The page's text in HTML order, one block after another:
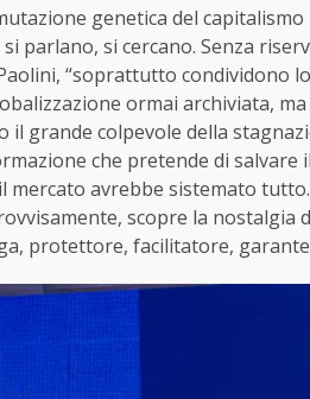
genetica del
parlano, si cercano. Senza
“soprattutto condividono
ormai archiviata,
il grande colpevole della
che pretende di
mercato avrebbe sistemato
scopre la
protettore, facilitatore, garante